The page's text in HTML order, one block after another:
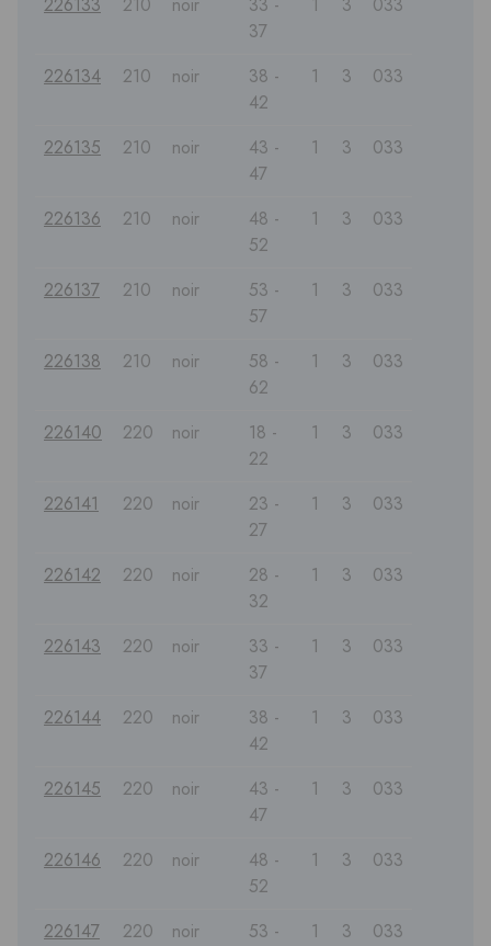
37
226134 210 noir
38 -
42
1 3 033
226135 210 noir
43 -
47
1 3 033
226136 210 noir
48 -
52
1 3 033
226137 210 noir
53 -
57
1 3 033
226138 210 noir
58 -
62
1 3 033
226140 220 noir
18 -
22
1 3 033
226141 220 noir
23 -
27
1 3 033
226142 220 noir
28 -
32
1 3 033
226143 220 noir
33 -
37
1 3 033
226144 220 noir
38 -
42
1 3 033
226145 220 noir
43 -
47
1 3 033
226146 220 noir
48 -
52
1 3 033
226147 220 noir
53 -
1 3 033